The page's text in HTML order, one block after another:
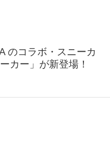
のコラボ・スニーカ
カー」が新登場！